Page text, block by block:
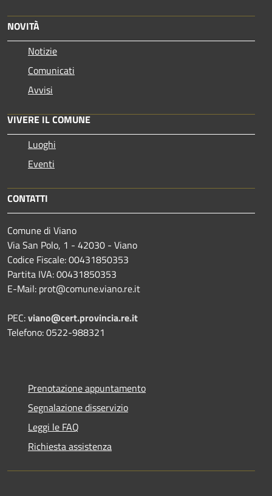
NOVITÀ
Notizie
Comunicati
Avvisi
VIVERE IL COMUNE
Luoghi
Eventi
CONTATTI
Comune di Viano
Via San Polo, 1 - 42030 - Viano
Codice Fiscale: 00431850353
Partita IVA: 00431850353
E-Mail: prot@comune.viano.re.it
PEC:viano@cert.provincia.re.it
Telefono: 0522-988321
Prenotazione appuntamento
Segnalazione disservizio
Leggi le FAQ
Richiesta assistenza